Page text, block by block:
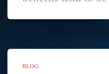
BLOG